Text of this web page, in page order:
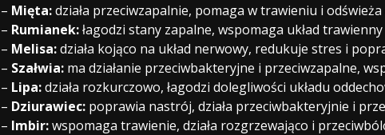
– Mięta:działa przeciwzapalnie, pomaga w trawieniu i odświeża
– Rumianek:łagodzi stany zapalne, wspomaga układ trawienny
– Melisa:działa kojąco na układ nerwowy, redukuje stres i
– Szałwia:ma działanie przeciwbakteryjne i przeciwzapalne,
– Lipa:działa rozkurczowo, łagodzi dolegliwości układu
– Dziurawiec:poprawia nastrój, działa przeciwbakteryjnie i
– Imbir:wspomaga trawienie, działa rozgrzewająco i